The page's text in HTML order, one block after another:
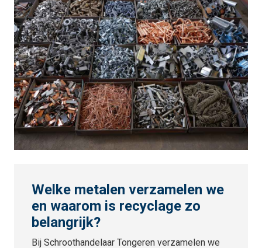
Welke metalen verzamelen we
en waarom is recyclage zo
belangrijk?
Bij Schroothandelaar Tongeren verzamelen we